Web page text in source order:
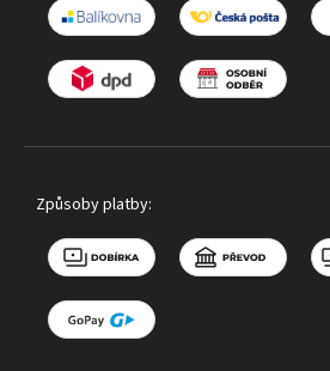
Způsoby platby: